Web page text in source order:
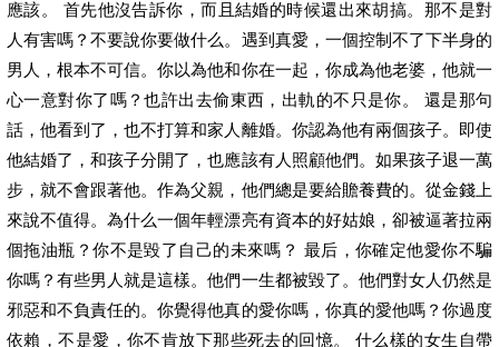
應該。 首先他沒告訴你，而且結婚的時候還出來胡搞。那不是對
人有害嗎？不要說你要做什么。遇到真愛，一個控制不了下半身的
男人，根本不可信。你以為他和你在一起，你成為他老婆，他就一
心一意對你了嗎？也許出去偷東西，出軌的不只是你。 還是那句
話，他看到了，也不打算和家人離婚。你認為他有兩個孩子。即使
他結婚了，和孩子分開了，也應該有人照顧他們。如果孩子退一萬
步，就不會跟著他。作為父親，他們總是要給贍養費的。從金錢上
來說不值得。為什么一個年輕漂亮有資本的好姑娘，卻被逼著拉兩
個拖油瓶？你不是毀了自己的未來嗎？ 最后，你確定他愛你不騙
你嗎？有些男人就是這樣。他們一生都被毀了。他們對女人仍然是
邪惡和不負責任的。你覺得他真的愛你嗎，你真的愛他嗎？你過度
依賴，不是愛，你不肯放下那些死去的回憶。 什么樣的女生自帶